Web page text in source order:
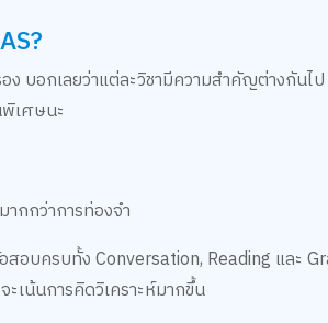
ง บอกเลยว่าแต่ละวิชามีความสำคัญต่างกัน
เศษนะ
กกว่าการท่องจำ
อบครบทั้ง Conversation, Reading และ
เน้นการคิดวิเคราะห์มากขึ้น